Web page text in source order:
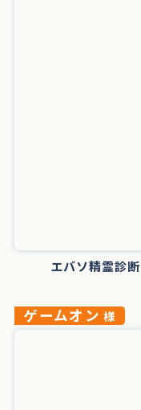
エバソ精霊診断
ゲームオン 様